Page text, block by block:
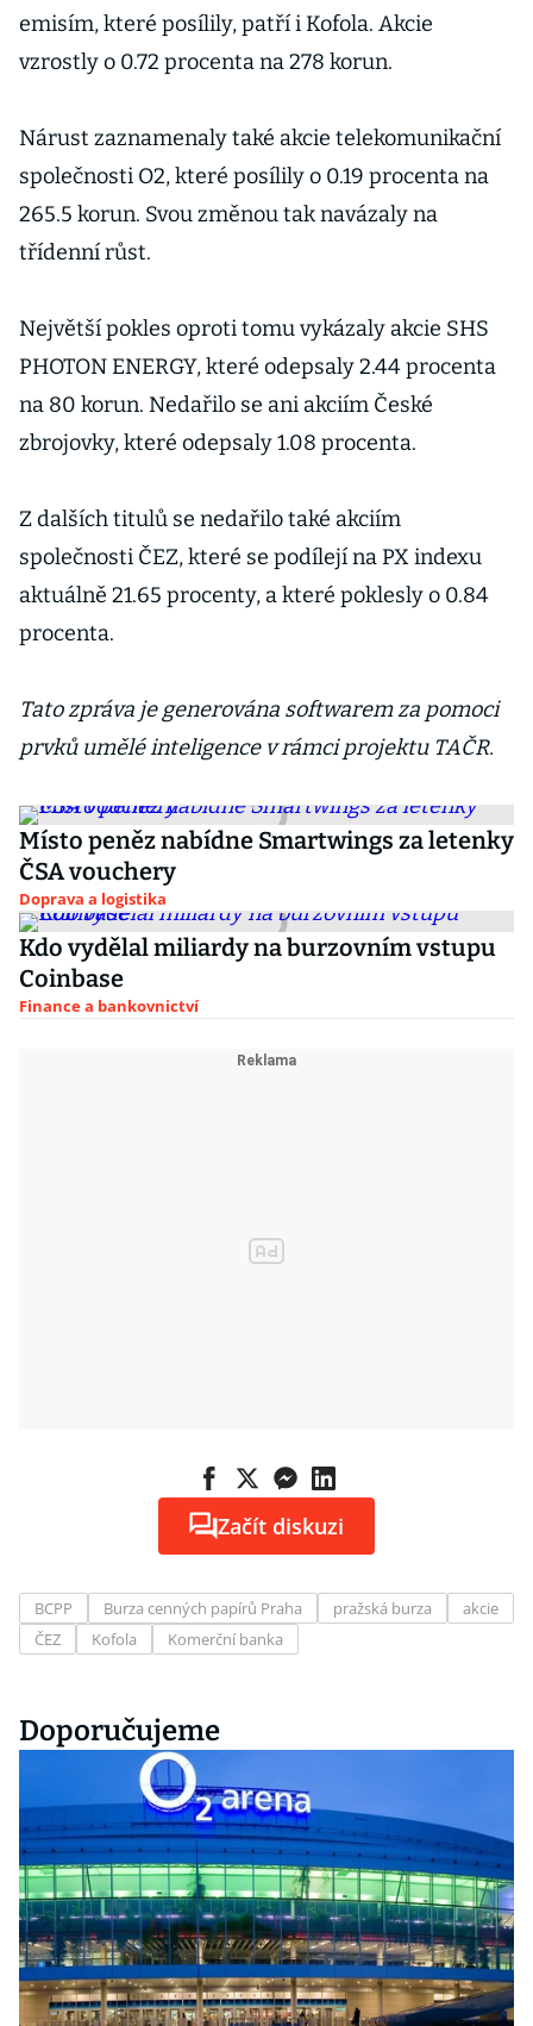
emisím, které posílily, patří i Kofola. Akcie
vzrostly o 0.72 procenta na 278 korun.
Nárust zaznamenaly také akcie telekomunikační
společnosti O2, které posílily o 0.19 procenta na
265.5 korun. Svou změnou tak navázaly na
třídenní růst.
Největší pokles oproti tomu vykázaly akcie SHS
PHOTON ENERGY, které odepsaly 2.44 procenta
na 80 korun. Nedařilo se ani akciím České
zbrojovky, které odepsaly 1.08 procenta.
Z dalších titulů se nedařilo také akciím
společnosti ČEZ, které se podílejí na PX indexu
aktuálně 21.65 procenty, a které poklesly o 0.84
procenta.
Tato zpráva je generována softwarem za pomoci
prvků umělé inteligence v rámci projektu TAČR.
Místo peněz nabídne Smartwings za letenky
ČSA vouchery
Doprava a logistika
Kdo vydělal miliardy na burzovním vstupu
Coinbase
Finance a bankovnictví
Začít diskuzi
BCPP Burza cenných papírů Praha pražská burza
akcie
ČEZ
Kofola Komerční banka
Doporučujeme